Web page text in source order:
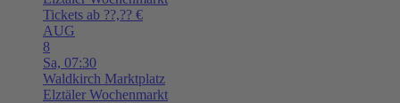
Tickets ab ??,?? €
AUG
8
Sa, 07:30
Waldkirch Marktplatz
Elztäler Wochenmarkt